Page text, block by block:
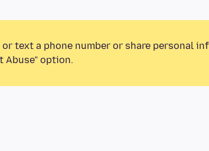
text a phone number or share personal
option.